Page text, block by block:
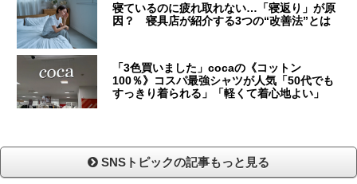
寝ているのに疲れ取れない…「寝返り」が原
因？ 寝具店が紹介する3つの“改善法”とは
「3色買いました」cocaの《コットン
100％》コスパ最強シャツが人気「50代でも
すっきり着られる」「軽くて着心地よい」
SNSトピックの記事もっと見る